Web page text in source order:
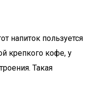
напиток пользуется
крепкого кофе, у
Такая